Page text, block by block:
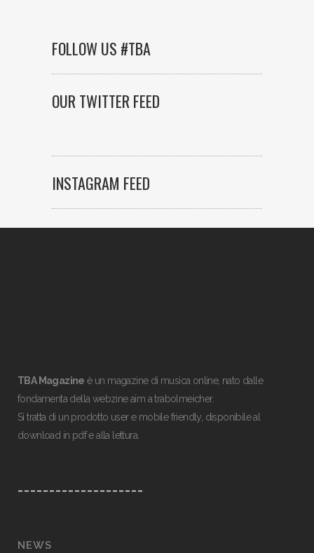
FOLLOW US #TBA
OUR TWITTER FEED
INSTAGRAM FEED
TBA Magazine è un magazine di musica online, nato dalle
fondamenta della webzine aim a trabolmeicher.
Si tratta di un prodotto user e mobile friendly, disponibile al
download in pdf e alla lettura.
NEWS